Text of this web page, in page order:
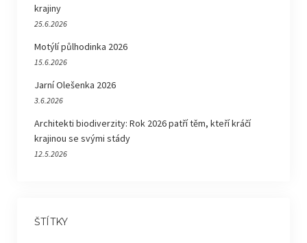
krajiny
25.6.2026
Motýlí půlhodinka 2026
15.6.2026
Jarní Olešenka 2026
3.6.2026
Architekti biodiverzity: Rok 2026 patří těm, kteří kráčí
krajinou se svými stády
12.5.2026
ŠTÍTKY